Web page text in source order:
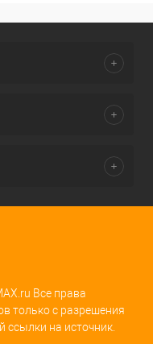
Все права
только с разрешения
на источник.